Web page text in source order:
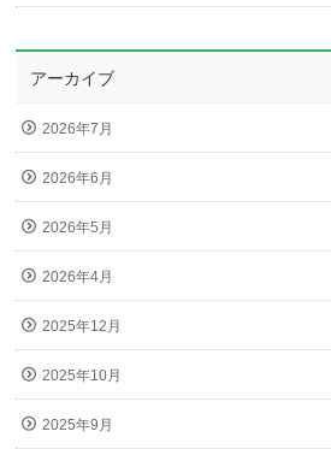
アーカイブ
2026年7月
2026年6月
2026年5月
2026年4月
2025年12月
2025年10月
2025年9月